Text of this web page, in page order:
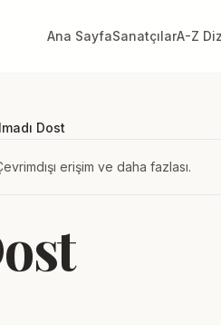
Ana SayfaSanatçılarA-Z
Dost
erişim ve daha fazlası.